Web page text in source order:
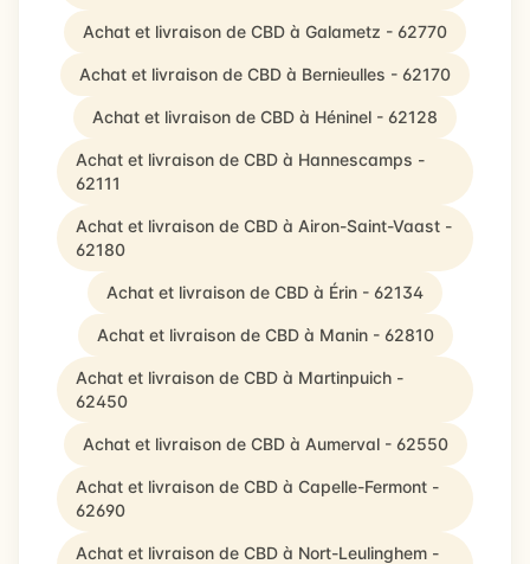
Achat et livraison de CBD à Galametz - 62770
Achat et livraison de CBD à Bernieulles - 62170
Achat et livraison de CBD à Héninel - 62128
Achat et livraison de CBD à Hannescamps -
62111
Achat et livraison de CBD à Airon-Saint-Vaast -
62180
Achat et livraison de CBD à Érin - 62134
Achat et livraison de CBD à Manin - 62810
Achat et livraison de CBD à Martinpuich -
62450
Achat et livraison de CBD à Aumerval - 62550
Achat et livraison de CBD à Capelle-Fermont -
62690
Achat et livraison de CBD à Nort-Leulinghem -